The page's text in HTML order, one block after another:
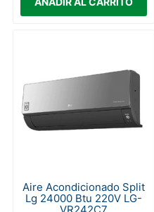
Aire Acondicionado Split
Lg 24000 Btu 220V LG-